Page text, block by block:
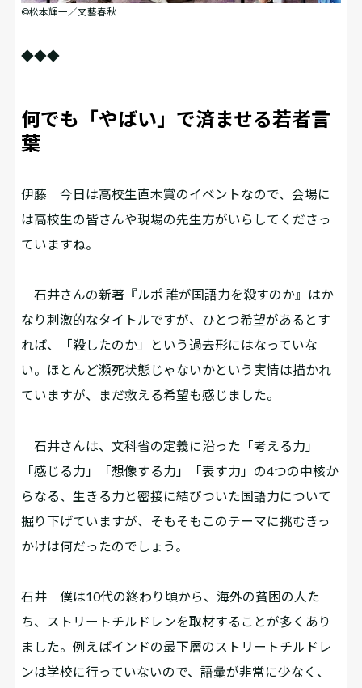
©松本輝一／文藝春秋
◆◆◆
何でも「やばい」で済ませる若者言
葉
伊藤 今日は高校生直木賞のイベントなので、会場に
は高校生の皆さんや現場の先生方がいらしてくださっ
ていますね。
石井さんの新著『ルポ 誰が国語力を殺すのか』はか
なり刺激的なタイトルですが、ひとつ希望があるとす
れば、「殺したのか」という過去形にはなっていな
い。ほとんど瀕死状態じゃないかという実情は描かれ
ていますが、まだ救える希望も感じました。
石井さんは、文科省の定義に沿った「考える力」
「感じる力」「想像する力」「表す力」の4つの中核か
らなる、生きる力と密接に結びついた国語力について
掘り下げていますが、そもそもこのテーマに挑むきっ
かけは何だったのでしょう。
石井 僕は10代の終わり頃から、海外の貧困の人た
ち、ストリートチルドレンを取材することが多くあり
ました。例えばインドの最下層のストリートチルドレ
ンは学校に行っていないので、語彙が非常に少なく、